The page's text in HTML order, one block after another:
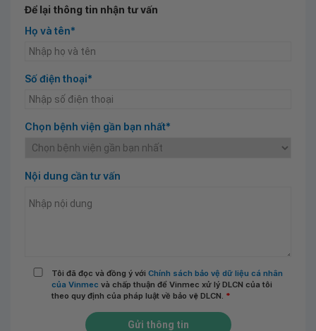
Để lại thông tin nhận tư vấn
Họ và tên*
Số điện thoại*
Chọn bệnh viện gần bạn nhất*
Nội dung cần tư vấn
Tôi đã đọc và đồng ý với Chính sách bảo vệ dữ liệu cá nhân
của Vinmec và chấp thuận để Vinmec xử lý DLCN của tôi
theo quy định của pháp luật về bảo vệ DLCN. *
Gửi thông tin